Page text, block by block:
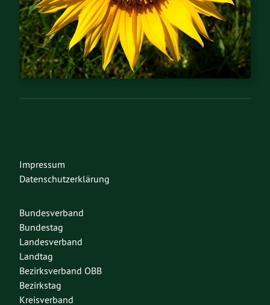
Impressum
Datenschutzerklärung
Bundesverband
Bundestag
Landesverband
Landtag
Bezirksverband OBB
Bezirkstag
Kreisverband